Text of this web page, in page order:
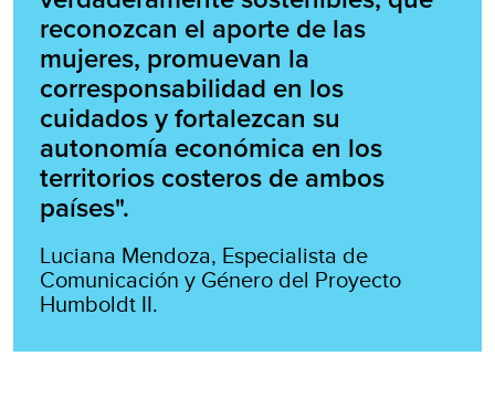
reconozcan el aporte de las
mujeres, promuevan la
corresponsabilidad en los
cuidados y fortalezcan su
autonomía económica en los
territorios costeros de ambos
países".
Luciana Mendoza, Especialista de
Comunicación y Género del Proyecto
Humboldt II.